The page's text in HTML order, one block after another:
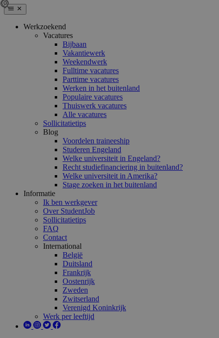
Werkzoekend
Vacatures
Bijbaan
Vakantiewerk
Weekendwerk
Fulltime vacatures
Parttime vacatures
Werken in het buitenland
Populaire vacatures
Thuiswerk vacatures
Alle vacatures
Sollicitatietips
Blog
Voordelen traineeship
Studeren Engeland
Welke universiteit in Engeland?
Recht studiefinanciering in buitenland?
Welke universiteit in Amerika?
Stage zoeken in het buitenland
Informatie
Ik ben werkgever
Over StudentJob
Sollicitatietips
FAQ
Contact
International
België
Duitsland
Frankrijk
Oostenrijk
Zweden
Zwitserland
Verenigd Koninkrijk
Werk per leeftijd